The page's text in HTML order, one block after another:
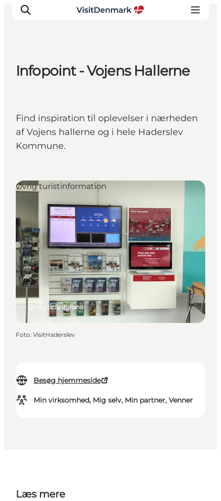
Oplevelser
Overnatning
Planlæg ferien
Infopoint - Vojens Hallerne
Find inspiration til oplevelser i nærheden
af Vojens hallerne og i hele Haderslev
Kommune.
Besøg hjemmeside
Min virksomhed, Mig selv, Min partner, Venner
Vojens, Sydjylland
Øvrig turistinformation
Foto: VisitHaderslev
Læs mere